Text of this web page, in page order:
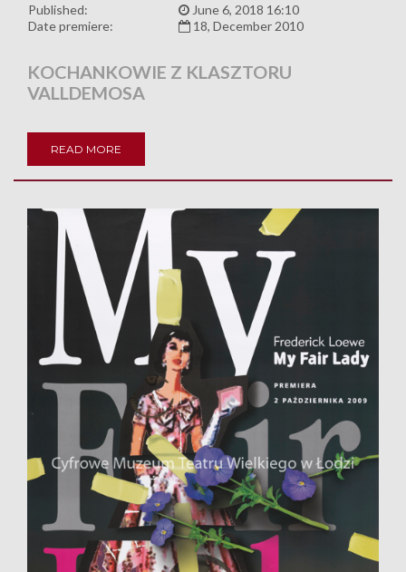
Published:
June 6, 2018 16:10
Date premiere:
18, December 2010
KOCHANKOWIE Z KLASZTORU
VALLDEMOSA
READ MORE